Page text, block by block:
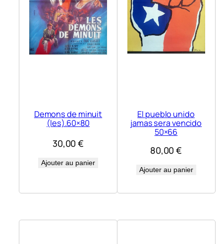
Demons de minuit
(les).60×80
30,00€
Ajouter au panier
El pueblo unido
jamas sera vencido
50×66
80,00€
Ajouter au panier